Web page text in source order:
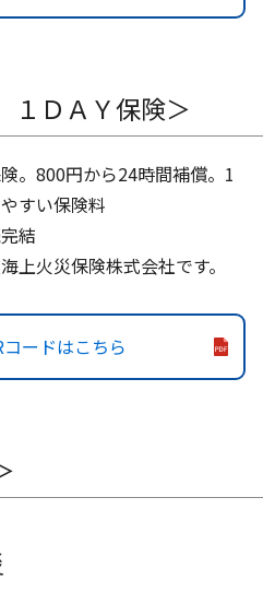
ＤＡＹ保険＞
。800円から24時間補償。1
すい保険料
結
上火災保険株式会社です。
ードはこちら